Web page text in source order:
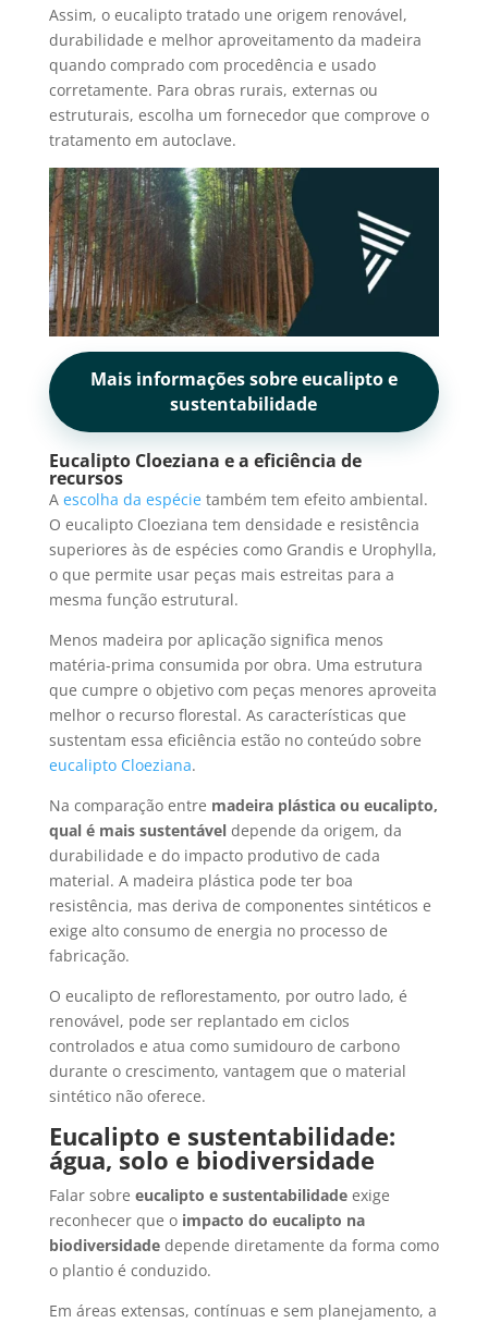
Assim, o eucalipto tratado une origem renovável,
durabilidade e melhor aproveitamento da madeira
quando comprado com procedência e usado
corretamente. Para obras rurais, externas ou
estruturais, escolha um fornecedor que comprove o
tratamento em autoclave.
Mais informações sobre eucalipto e
sustentabilidade
Eucalipto Cloeziana e a eficiência de
recursos
A escolha da espécietambém tem efeito ambiental.
O eucalipto Cloeziana tem densidade e resistência
superiores às de espécies como Grandis e Urophylla,
o que permite usar peças mais estreitas para a
mesma função estrutural.
Menos madeira por aplicação significa menos
matéria-prima consumida por obra. Uma estrutura
que cumpre o objetivo com peças menores aproveita
melhor o recurso florestal. As características que
sustentam essa eficiência estão no conteúdo sobre
eucalipto Cloeziana.
Na comparação entre madeira plástica ou eucalipto,
qual é mais sustentáveldepende da origem, da
durabilidade e do impacto produtivo de cada
material. A madeira plástica pode ter boa
resistência, mas deriva de componentes sintéticos e
exige alto consumo de energia no processo de
fabricação.
O eucalipto de reflorestamento, por outro lado, é
renovável, pode ser replantado em ciclos
controlados e atua como sumidouro de carbono
durante o crescimento, vantagem que o material
sintético não oferece.
Eucalipto e sustentabilidade:
água, solo e biodiversidade
Falar sobre eucalipto e sustentabilidadeexige
reconhecer que o impacto do eucalipto na
biodiversidadedepende diretamente da forma como
o plantio é conduzido.
Em áreas extensas, contínuas e sem planejamento, a